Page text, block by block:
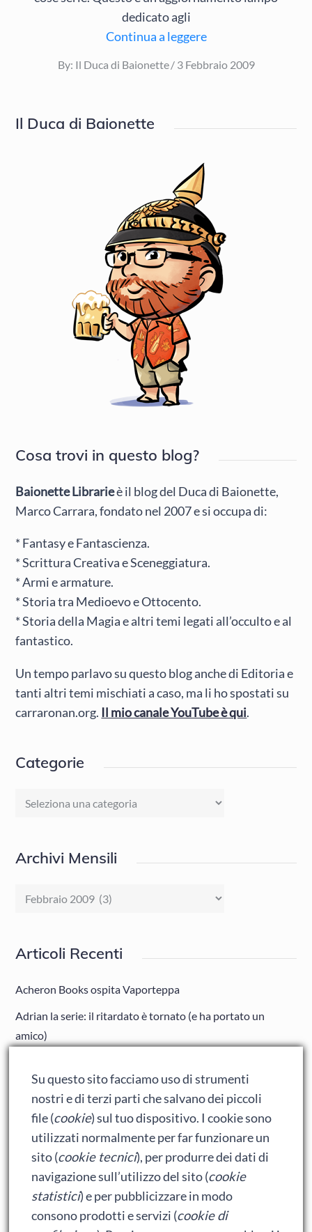
dedicato agli
Continua a leggere
By: Il Duca di Baionette
Posted
3 Febbraio 2009
Il Duca di Baionette
Cosa trovi in questo blog?
Baionette Librarieè il blog del Duca di Baionette,
Marco Carrara, fondato nel 2007 e si occupa di:
* Fantasy e Fantascienza.
* Scrittura Creativa e Sceneggiatura.
* Armi e armature.
* Storia tra Medioevo e Ottocento.
* Storia della Magia e altri temi legati all’occulto e al
fantastico.
Un tempo parlavo su questo blog anche di Editoria e
tanti altri temi mischiati a caso, ma li ho spostati su
carraronan.org. Il mio canale YouTube è qui.
Categorie
Categorie
Archivi Mensili
Archivi
Articoli Recenti
Acheron Books ospita Vaporteppa
Adrian la serie: il ritardato è tornato (e ha portato un
amico)
Ralph spacca Internet: analisi del film
Bumblebee: un buon film dei Transformers
Meta
Accedi
Feed dei contenuti
Su questo sito facciamo uso di strumenti
nostri e di terzi parti che salvano dei piccoli
file (cookie) sul tuo dispositivo. I cookie sono
utilizzati normalmente per far funzionare un
sito (cookie tecnici), per produrre dei dati di
navigazione sull’utilizzo del sito (cookie
statistici) e per pubblicizzare in modo
consono prodotti e servizi (cookie di